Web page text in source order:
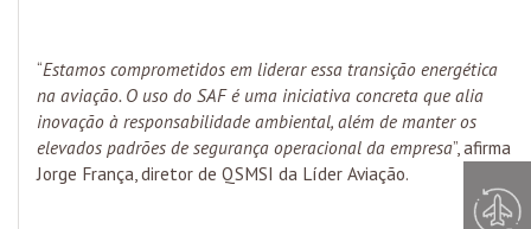
“Estamos comprometidos em liderar essa transição energética
na aviação. O uso do SAF é uma iniciativa concreta que alia
inovação à responsabilidade ambiental, além de manter os
elevados padrões de segurança operacional da empresa”, afirma
Jorge França, diretor de QSMSI da Líder Aviação.